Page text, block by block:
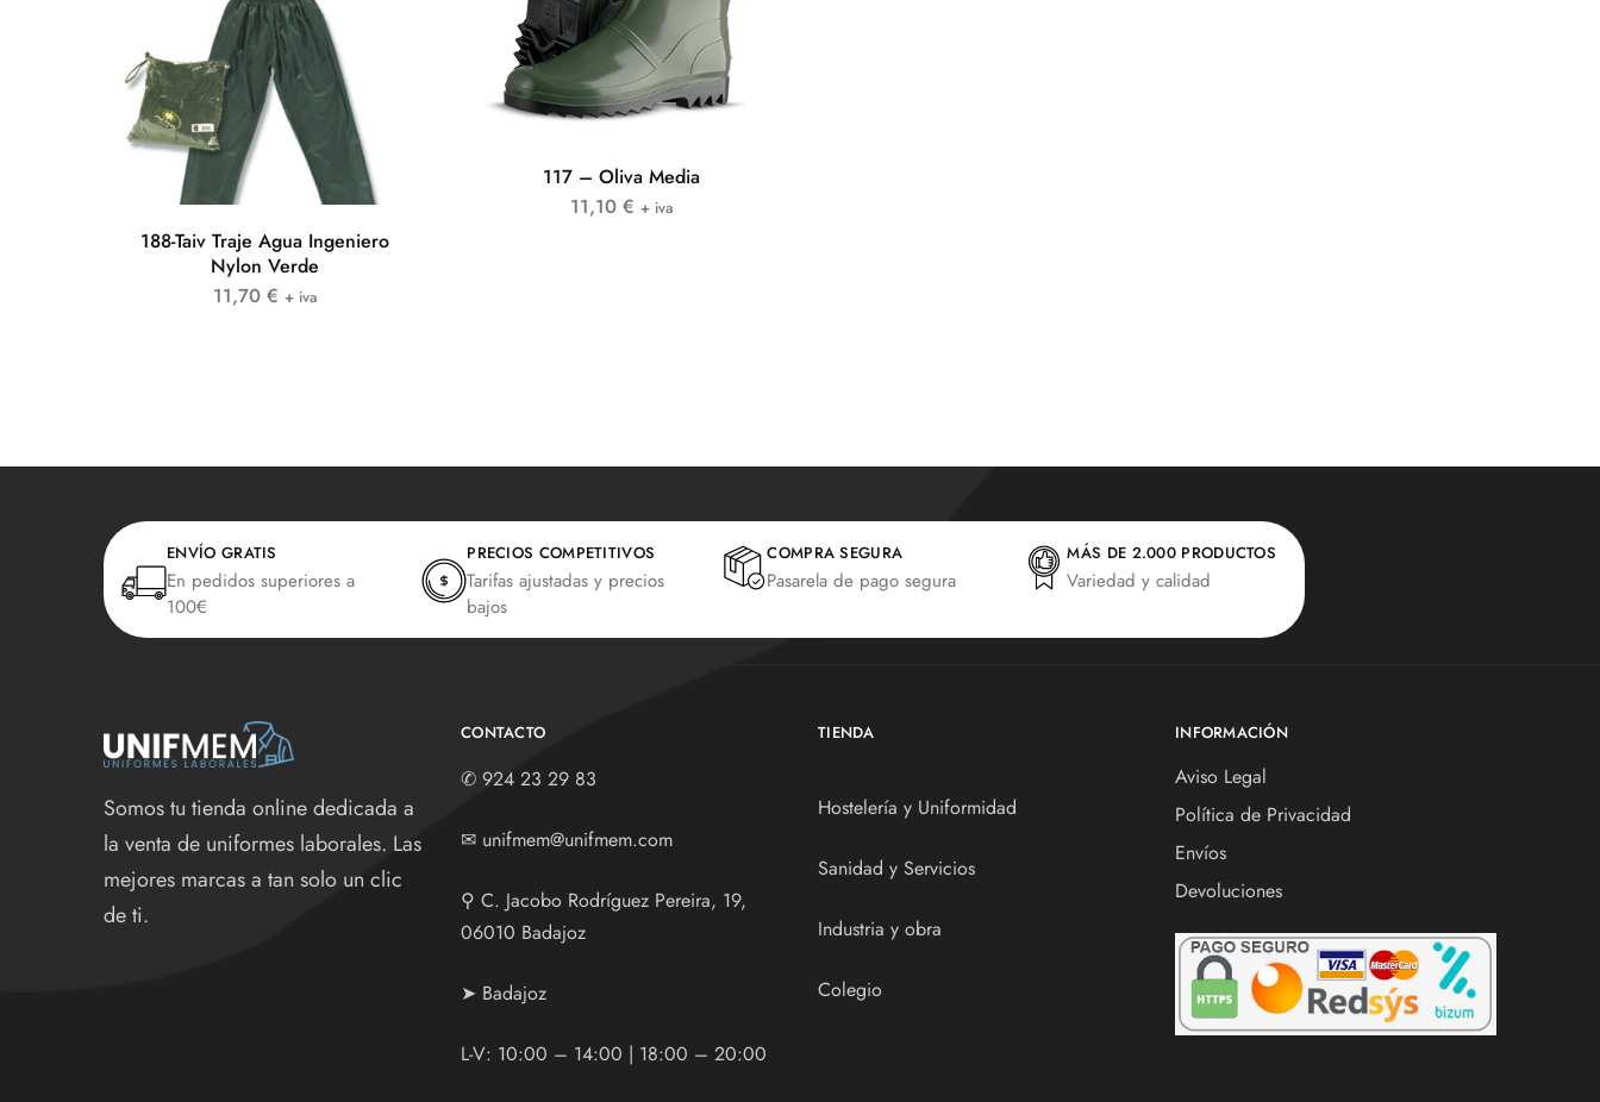
188-Taiv Traje Agua Ingeniero
Nylon Verde
11,70 € + iva
117 – Oliva Media
11,10 € + iva
ENVÍO GRATIS
En pedidos superiores a
100€
PRECIOS COMPETITIVOS
Tarifas ajustadas y precios
bajos
COMPRA SEGURA
Pasarela de pago segura
MÁS DE 2.000 PRODUCTOS
Variedad y calidad
Somos tu tienda online dedicada a
la venta de uniformes laborales. Las
mejores marcas a tan solo un clic
de ti.
CONTACTO
✆ 924 23 29 83
✉ unifmem@unifmem.com
⚲ C. Jacobo Rodríguez Pereira, 19,
06010 Badajoz
➤ Badajoz
L-V: 10:00 – 14:00 | 18:00 – 20:00
TIENDA
Hostelería y Uniformidad
Sanidad y Servicios
Industria y obra
Colegio
INFORMACIÓN
Aviso Legal
Política de Privacidad
Envíos
Devoluciones